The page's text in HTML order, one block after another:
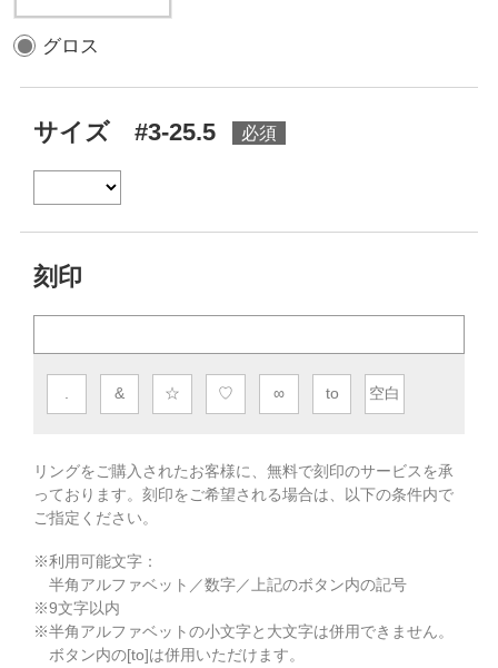
グロス
サイズ #3-25.5
刻印
. & ☆ ♡ ∞ to 空白
リングをご購入されたお客様に、無料で刻印のサービスを承
っております。 刻印をご希望される場合は、以下の条件内で
ご指定ください。
※利用可能文字：
半角アルファベット／数字／上記のボタン内の記号
※9文字以内
※半角アルファベットの小文字と大文字は併用できません。
ボタン内の[to]は併用いただけます。